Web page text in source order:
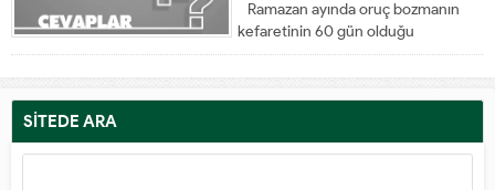
Ramazan ayında oruç bozmanın
kefaretinin 60 gün olduğu
hususunun delilini soran
kardeşlerimiz var. Onlara kısaca bu
meselenin delillerini izah edelim:
gelerek, mahvoldum dedi.
SİTEDE ARA